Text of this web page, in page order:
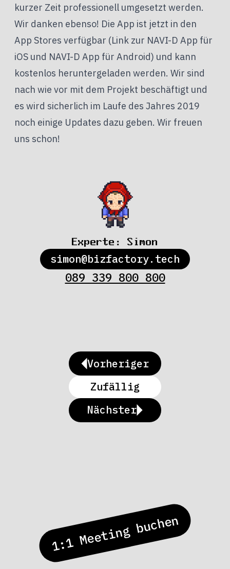
Experte: Simon
simon@bizfactory.tech
089 339 800 800
kurzer Zeit professionell umgesetzt werden.
Wir danken ebenso! Die App ist jetzt in den
App Stores verfügbar (Link zur NAVI-D App für
iOS und NAVI-D App für Android) und kann
kostenlos heruntergeladen werden. Wir sind
nach wie vor mit dem Projekt beschäftigt und
es wird sicherlich im Laufe des Jahres 2019
noch einige Updates dazu geben. Wir freuen
uns schon!
Vorheriger
Zufällig
Nächster
1:1 Meeting buchen